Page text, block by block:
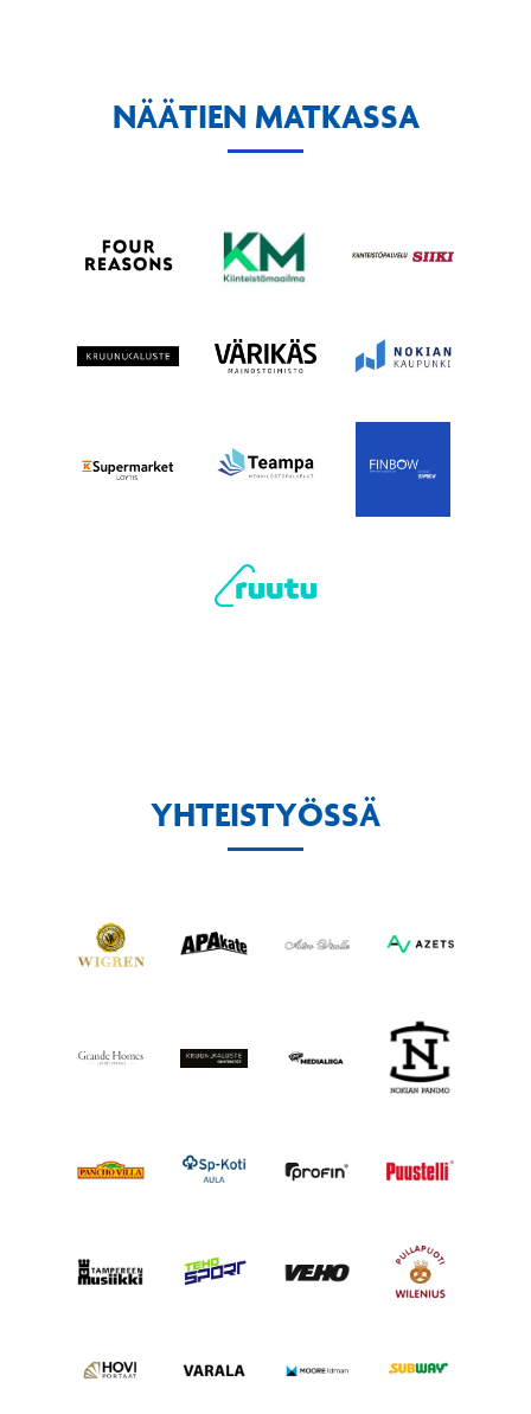
NÄÄTIEN MATKASSA
YHTEISTYÖSSÄ